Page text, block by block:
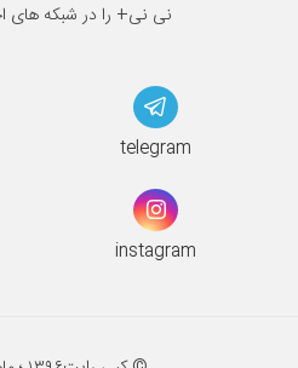
نی نی+ را در شبکه های
telegram
instagram